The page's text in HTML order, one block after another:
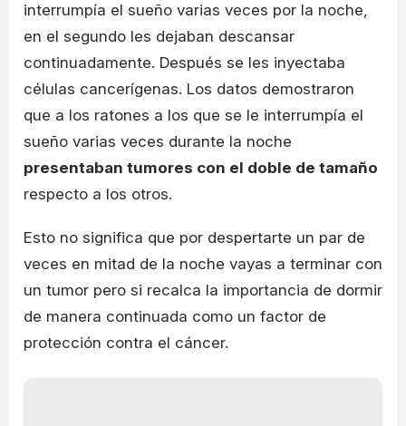
interrumpía el sueño varias veces por la noche,
en el segundo les dejaban descansar
continuadamente. Después se les inyectaba
células cancerígenas. Los datos demostraron
que a los ratones a los que se le interrumpía el
sueño varias veces durante la noche
presentaban tumores con el doble de tamaño
respecto a los otros.
Esto no significa que por despertarte un par de
veces en mitad de la noche vayas a terminar con
un tumor pero si recalca la importancia de dormir
de manera continuada como un factor de
protección contra el cáncer.